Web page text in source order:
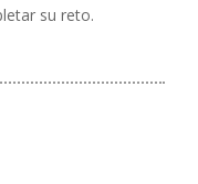
su reto.